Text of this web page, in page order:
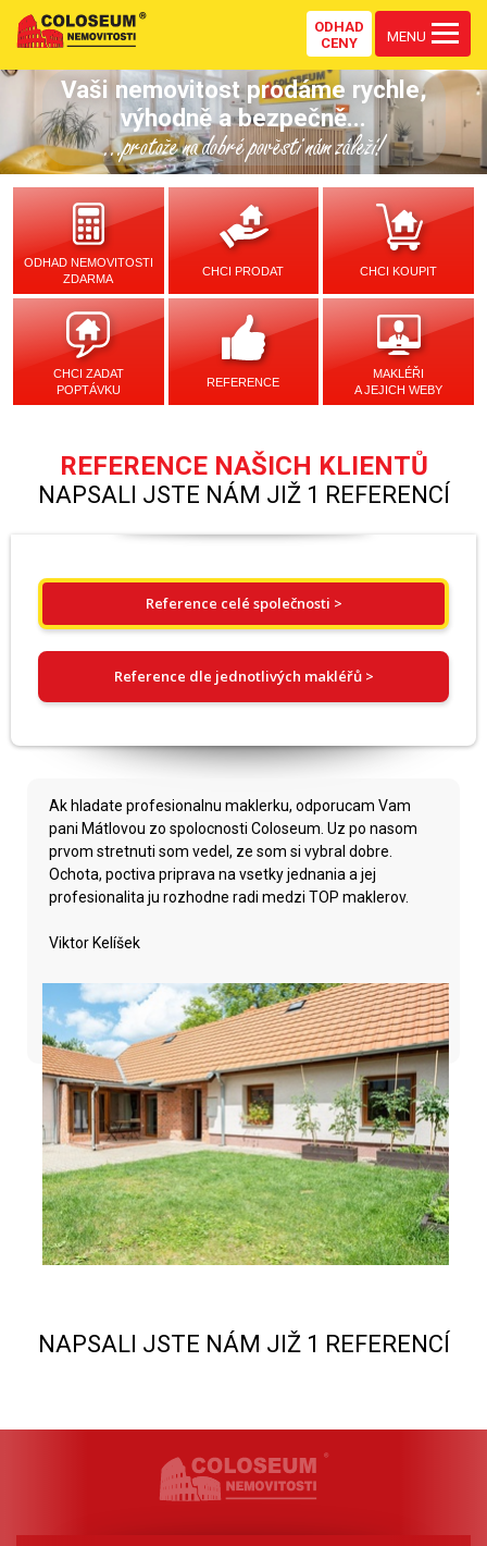
ODHAD
CENY
MENU
Vaši nemovitost prodáme rychle,
výhodně a bezpečně...
...protože na dobré pověsti nám záleží!
ODHAD NEMOVITOSTI
ZDARMA
CHCI PRODAT CHCI KOUPIT
CHCI ZADAT
POPTÁVKU
REFERENCE
MAKLÉŘI
A JEJICH WEBY
REFERENCE NAŠICH KLIENTŮ
NAPSALI JSTE NÁM JIŽ 1 REFERENCÍ
Reference celé společnosti >
Reference dle jednotlivých makléřů >
Ak hladate profesionalnu maklerku, odporucam Vam
pani Mátlovou zo spolocnosti Coloseum. Uz po nasom
prvom stretnuti som vedel, ze som si vybral dobre.
Ochota, poctiva priprava na vsetky jednania a jej
profesionalita ju rozhodne radi medzi TOP maklerov.
Viktor Kelíšek
NAPSALI JSTE NÁM JIŽ 1 REFERENCÍ